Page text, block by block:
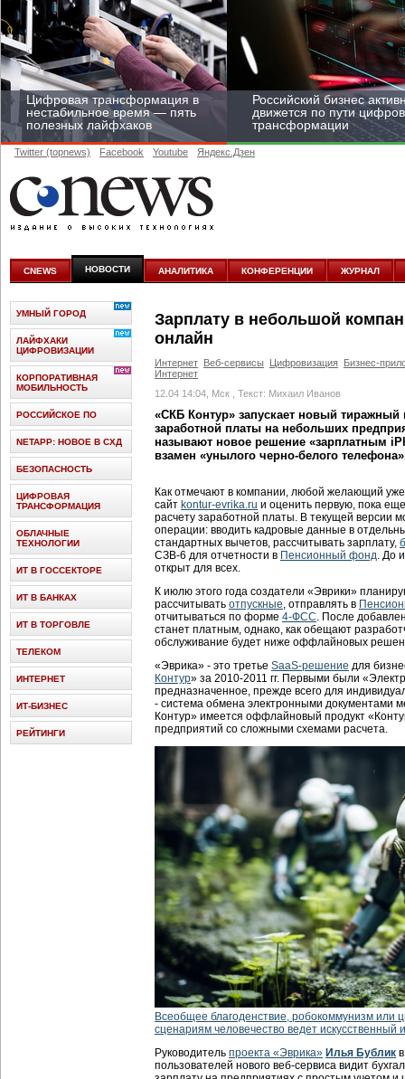
Цифровая трансформация в
нестабильное время — пять
полезных лайфхаков
Российский бизнес
движется по пути
трансформации
цифровизироваться со
скоростью крупных
корпораций
Twitter (topnews) Facebook Youtube Яндекс.Дзен
CNEWS НОВОСТИ АНАЛИТИКА КОНФЕРЕНЦИИ ЖУРНАЛ
Зарплату в небольшой
онлайн
Интернет Веб-сервисы Цифровизация Бизнес-
Интернет
12.04 14:04, Мск , Текст: Михаил Иванов
«СКБ Контур» запускает новый тиражный
заработной платы на небольших
называют новое решение «зарплатным
взамен «унылого черно-белого
Как отмечают в компании, любой желающий
сайт kontur-evrika.ru и оценить первую, пока
расчету заработной платы. В текущей версии
операции: вводить кадровые данные в
стандартных вычетов, рассчитывать зарплату,
СЗВ-6 для отчетности в Пенсионный фонд. До
открыт для всех.
К июлю этого года создатели «Эврики»
рассчитывать отпускные, отправлять в
отчитываться по форме 4-ФСС. После
станет платным, однако, как обещают
обслуживание будет ниже оффлайновых
«Эврика» - это третье SaaS-решение для
Контур» за 2010-2011 гг. Первыми были
предназначенное, прежде всего для
- система обмена электронными документами
Контур» имеется оффлайновый продукт
предприятий со сложными схемами расчета.
Всеобщее благоденствие, робокоммунизм или
сценариям человечество ведет искусственный
Руководитель проекта «Эврика» Илья Бублик
пользователей нового веб-сервиса видит
УМНЫЙ ГОРОД
ЛАЙФХАКИ
ЦИФРОВИЗАЦИИ
КОРПОРАТИВНАЯ
МОБИЛЬНОСТЬ
РОССИЙСКОЕ ПО
NETAPP: НОВОЕ В СХД
БЕЗОПАСНОСТЬ
ЦИФРОВАЯ
ТРАНСФОРМАЦИЯ
ОБЛАЧНЫЕ
ТЕХНОЛОГИИ
ИТ В ГОССЕКТОРЕ
ИТ В БАНКАХ
ИТ В ТОРГОВЛЕ
ТЕЛЕКОМ
ИНТЕРНЕТ
ИТ-БИЗНЕС
РЕЙТИНГИ